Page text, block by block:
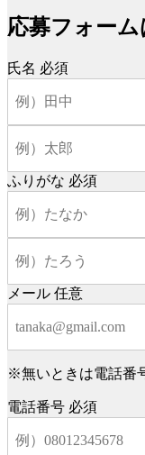
応募フォー
氏名 必須
ふりがな 必須
メール 任意
※無いときは電話番
電話番号 必須